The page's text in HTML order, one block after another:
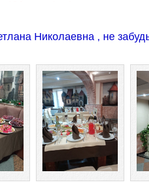
Николаевна , не